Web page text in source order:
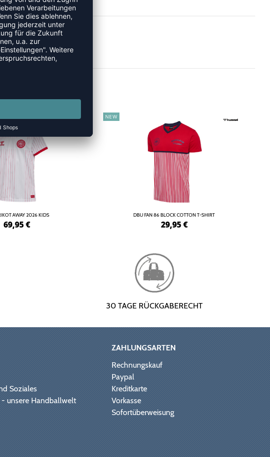
AWAY 2026 KIDS
69,95€
NEW
DBU FAN 86 BLOCK COTTON T-SHIRT
29,95€
30 TAGE RÜCKGABERECHT
Soziales
unsere Handballwelt
ZAHLUNGSARTEN
Rechnungskauf
Paypal
Kreditkarte
Vorkasse
Sofortüberweisung